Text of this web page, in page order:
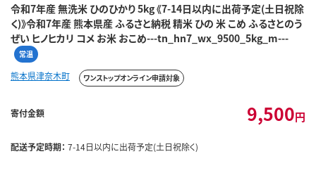
令和7年産 無洗米 ひのひかり 5kg 《7-14日以内に出荷予定(土日祝除
く)》令和7年産 熊本県産 ふるさと納税 精米 ひの 米 こめ ふるさとのう
ぜい ヒノヒカリ コメ お米 おこめ---tn_hn7_wx_9500_5kg_m---
常温
熊本県津奈木町 ワンストップオンライン申請対象
寄付金額 9,500円
配送予定時期： 7-14日以内に出荷予定(土日祝除く)